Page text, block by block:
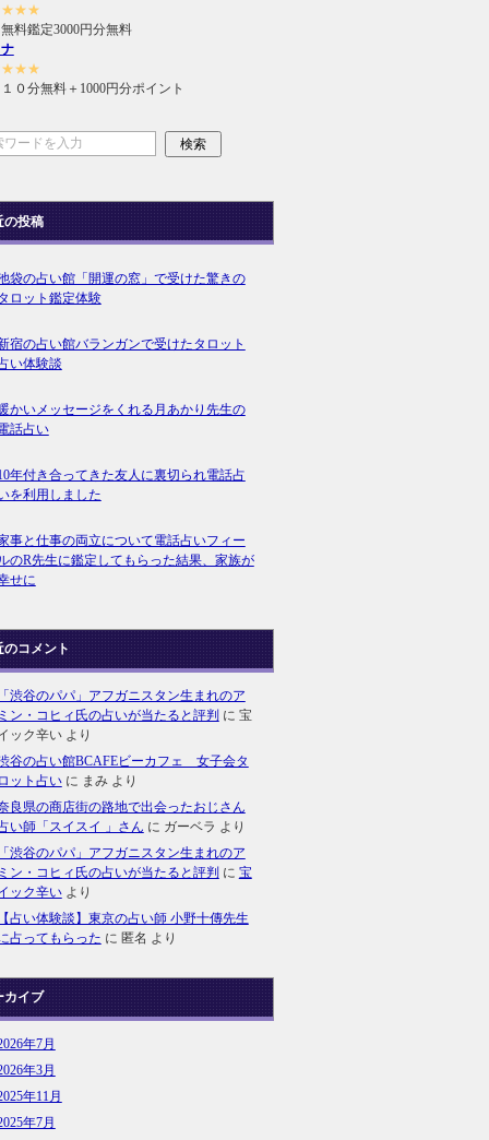
料鑑定3000円分無料
０分無料＋1000円分ポイント
の投稿
袋の占い館「開運の窓」で受けた驚きの
ロット鑑定体験
宿の占い館バランガンで受けたタロット
い体験談
かいメッセージをくれる月あかり先生の
話占い
年付き合ってきた友人に裏切られ電話占
を利用しました
事と仕事の両立について電話占いフィー
のR先生に鑑定してもらった結果、家族が
せに
のコメント
渋谷のパパ」アフガニスタン生まれのア
ン・コヒィ氏の占いが当たると評判 に 宝
ック辛いより
谷の占い館BCAFEビーカフェ 女子会タ
ット占いに まみより
良県の商店街の路地で出会ったおじさん
い師「スイスイ 」さん に ガーベラ より
渋谷のパパ」アフガニスタン生まれのア
ン・コヒィ氏の占いが当たると評判 に 宝
ック辛いより
占い体験談】東京の占い師 小野十傳先生
占ってもらった に 匿名 より
カイブ
年7月
年3月
年11月
年7月